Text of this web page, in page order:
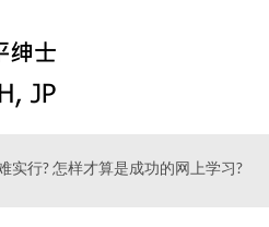
实行? 怎样才算是成功的网上学习?